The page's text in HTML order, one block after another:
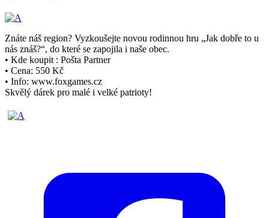
Znáte náš region? Vyzkoušejte novou rodinnou hru „Jak dobře to u
nás znáš?“, do které se zapojila i naše obec.
• Kde koupit : Pošta Partner
• Cena: 550 Kč
• Info: www.foxgames.cz
Skvělý dárek pro malé i velké patrioty!